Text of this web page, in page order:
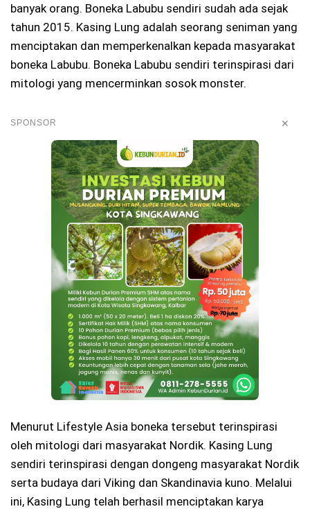
banyak orang. Boneka Labubu sendiri sudah ada sejak
tahun 2015. Kasing Lung adalah seorang seniman yang
menciptakan dan memperkenalkan kepada masyarakat
boneka Labubu. Boneka Labubu sendiri terinspirasi dari
mitologi yang mencerminkan sosok monster.
SPONSOR ✕
Menurut Lifestyle Asia boneka tersebut terinspirasi
oleh mitologi dari masyarakat Nordik. Kasing Lung
sendiri terinspirasi dengan dongeng masyarakat Nordik
serta budaya dari Viking dan Skandinavia kuno. Melalui
ini, Kasing Lung telah berhasil menciptakan karya